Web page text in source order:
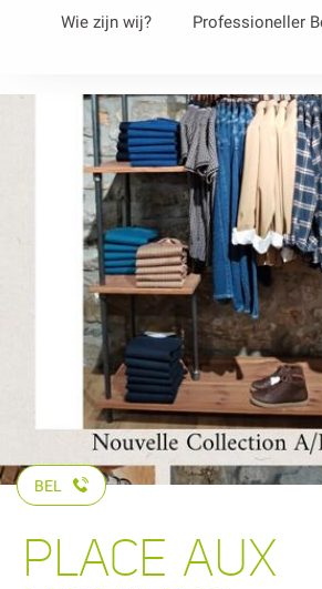
Wie zijn wij? Professioneller
BEL
PLACE AUX